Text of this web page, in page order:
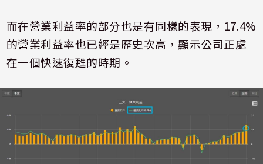
而在營業利益率的部分也是有同樣的表現， 17.4%
的營業利益率也已經是歷史次高，顯示公司正處
在一個快速復甦的時期。